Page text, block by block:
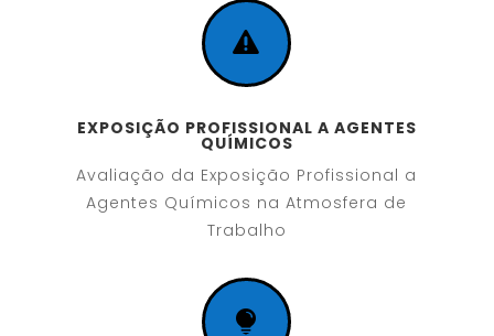

EXPOSIÇÃO PROFISSIONAL A AGENTES
QUÍMICOS
Avaliação da Exposição Profissional a
Agentes Químicos na Atmosfera de
Trabalho
